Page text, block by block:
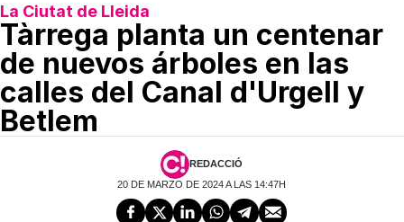
La Ciutat de Lleida
Tàrrega planta un centenar
de nuevos árboles en las
calles del Canal d'Urgell y
Betlem
REDACCIÓ
20 DE MARZO DE 2024 A LAS 14:47H